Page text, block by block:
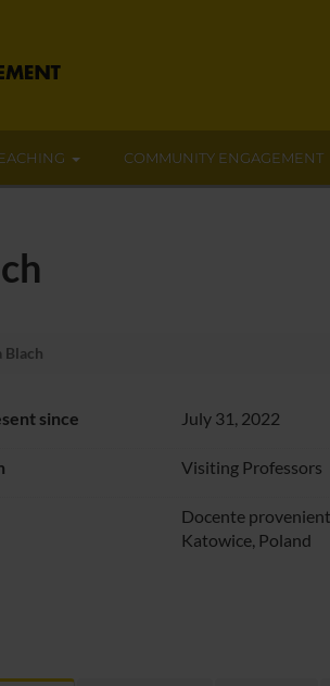
COMMUNITY ENGAGEMENT
Blach
since July 31, 2022
Visiting Professors
Docente
Katowice, Poland